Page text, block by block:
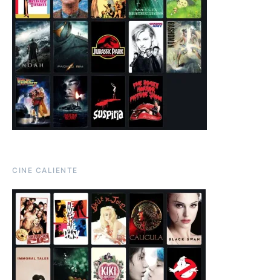
CINE CALIENTE